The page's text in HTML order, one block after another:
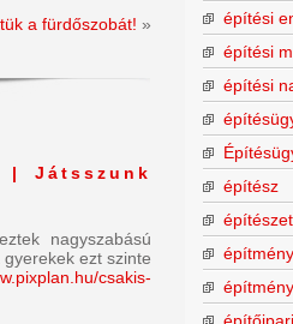
a fürdőszobát! »
| Játsszunk
nagyszabású
ezt szinte
csakis-
építési
építési
építési
építész
építmény